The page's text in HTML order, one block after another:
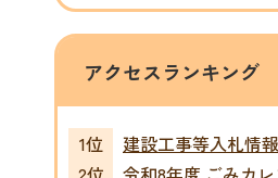
アクセスランキング
建設工事等入札情報